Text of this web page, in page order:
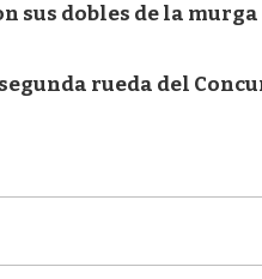
sus dobles de la
rueda del